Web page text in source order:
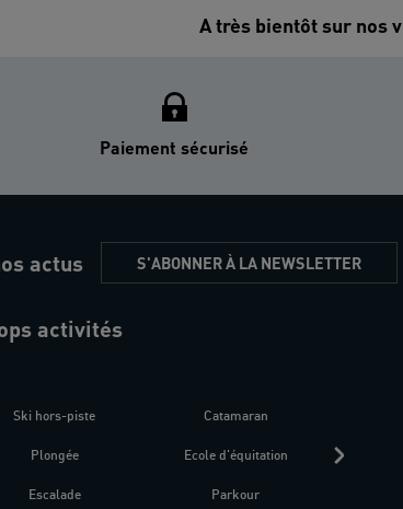
A très bientôt sur nos
Paiement sécurisé
actus S'ABONNER À LA NEWSLETTER
activités
Ski hors-piste
Plongée
Escalade
Catamaran
Ecole d'équitation
Parkour